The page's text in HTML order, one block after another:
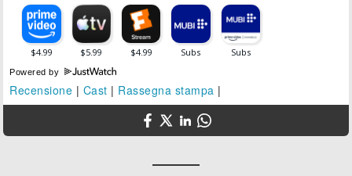
Powered by
Recensione | Cast | Rassegna stampa |